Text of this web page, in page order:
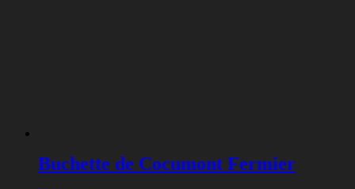
Buchette de Cocumont Fermier